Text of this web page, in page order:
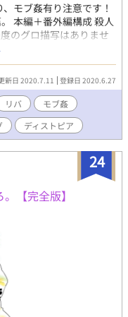
モブ姦有り注意です！
本編＋番外編構成 殺人
のグロ描写はありませ
れ描写が少しありま
れを推奨するものでは
た。 気が向いたらまた
、お時間いただいて有
さった方、救われる想
新日 2020.7.11 登録日 2020.6.27
リバ
モブ姦
ディストピア
24
【完全版】